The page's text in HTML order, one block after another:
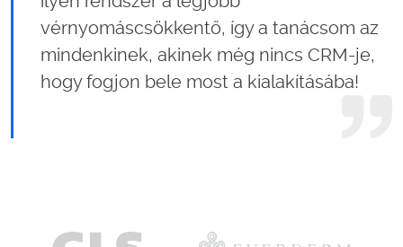
vérnyomáscsökkentő, így a tanácsom az
mindenkinek, akinek még nincs CRM-je,
hogy fogjon bele most a kialakításába!